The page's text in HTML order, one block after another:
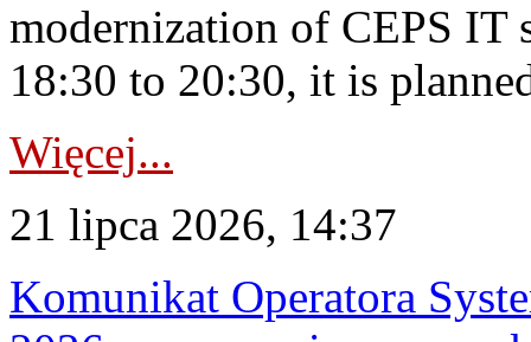
modernization of CEPS IT
18:30 to 20:30, it is
Więcej...
21 lipca 2026, 14:37
Komunikat Operatora